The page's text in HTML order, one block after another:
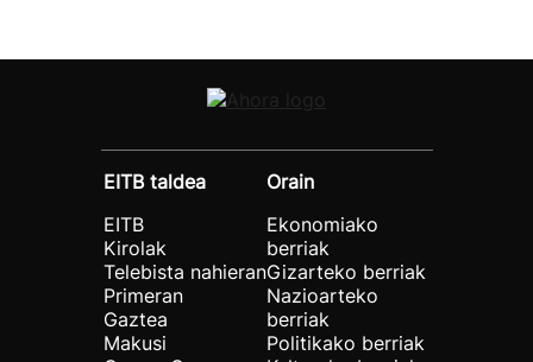
EITB taldea
EITB
Kirolak
Telebista nahieran
Primeran
Gaztea
Makusi
Orain
Ekonomiako
berriak
Gizarteko berriak
Nazioarteko
berriak
Politikako berriak